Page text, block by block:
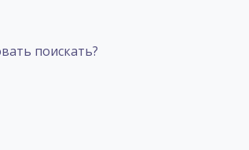
поискать?